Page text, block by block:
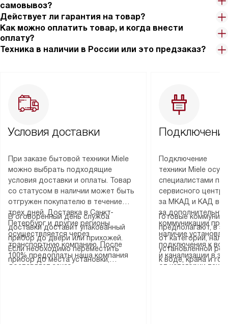
самовывоз?
Действует ли гарантия на товар?
Как можно оплатить товар, и когда внести
оплату?
Техника в наличии в России или это предзаказ?
Условия доставки
При заказе бытовой техники Miele
можно выбрать подходящие
условия доставки и оплаты. Товар
со статусом в наличии может быть
отгружен покупателю в течение
трех дней. Доставка в Санкт-
Петербург и другие регионы
осуществляется через
транспортную компанию. После
100% предоплаты наша компания
доставляет заказ
В оговоренный день служба
доставки доставит упакованный
прибор до двери или прихожей.
Если необходимо переместить
прибор до места установки,
Подключение
техники Miele
специалистами
сервисного
за МКАД и КАД
за
коммуникации
наличие
подключения к
и канализации в
от категории
Готовые
предполагают, в
от категории,
установленной
к воде, крана и